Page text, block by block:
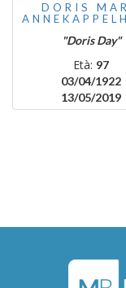
DORIS
"Doris Day"
Età: 97
03/04/1922
13/05/2019